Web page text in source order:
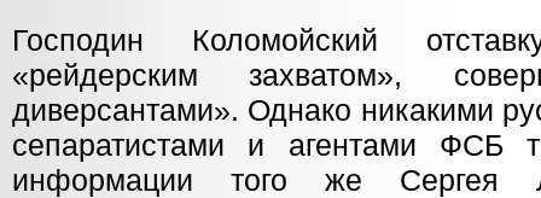
Господин Коломойский
«рейдерским захватом»,
диверсантами». Однако никакими
сепаратистами и агентами
информации того же Сергея